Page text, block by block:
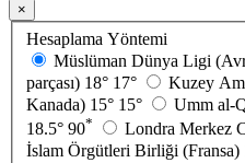
×
Hesaplama Yöntemi
Müslüman Dünya Ligi
parçası) 18° 17°
Kuzey
Kanada) 15° 15°
Umm al-
18.5° 90* Londra Merkez
İslam Örgütleri Birliği (Fransa)